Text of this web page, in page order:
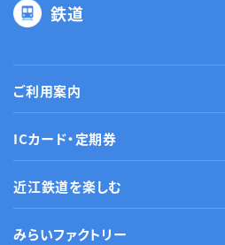
鉄道
ご利用案内
ICカード・定期券
近江鉄道を楽しむ
みらいファクトリー